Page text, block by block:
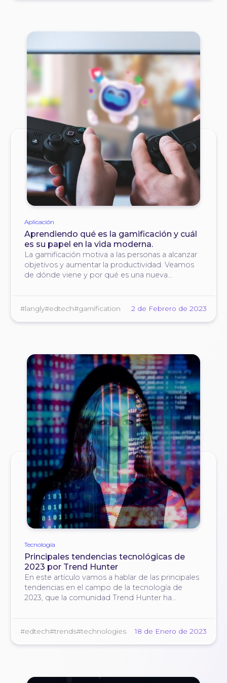
Aplicación
Aprendiendo qué es la gamificación y cuál
es su papel en la vida moderna.
La gamificación motiva a las personas a alcanzar
objetivos y aumentar la productividad. Veamos
de dónde viene y por qué es una nueva
#langly#edtech#gamification 2 de Febrero de 2023
Tecnología
Principales tendencias tecnológicas de
2023 por Trend Hunter
En este artículo vamos a hablar de las principales
tendencias en el campo de la tecnología de
2023, que la comunidad Trend Hunter ha
#edtech#trends#technologies 18 de Enero de 2023